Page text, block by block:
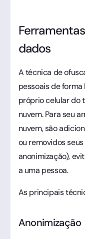
dados
A técnica de
pessoais de
próprio celular do
nuvem. Para seu
nuvem, são
ou removidos
anonimização),
a uma pessoa.
As principais
Anonimização